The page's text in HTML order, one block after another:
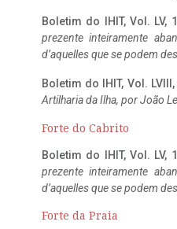
Boletim do IHIT, Vol. LV,
prezente inteiramente
d’aquelles que se podem
Boletim do IHIT, Vol.
Artilharia da Ilha, por João
Forte do Cabrito
Boletim do IHIT, Vol. LV,
prezente inteiramente
d’aquelles que se podem
Forte da Praia